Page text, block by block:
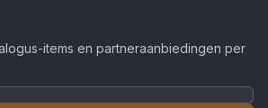
items en partneraanbiedingen per